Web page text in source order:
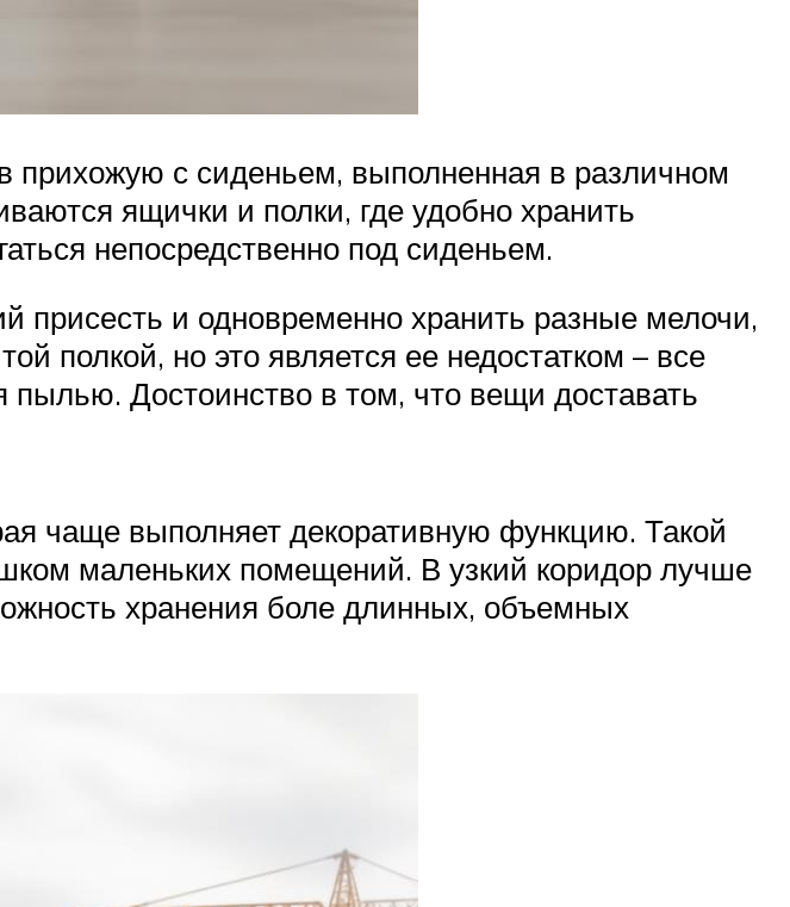
прихожую с сиденьем, выполненная в различном
ящички и полки, где удобно хранить
непосредственно под сиденьем.
присесть и одновременно хранить разные мелочи,
полкой, но это является ее недостатком – все
пылью. Достоинство в том, что вещи доставать
чаще выполняет декоративную функцию. Такой
маленьких помещений. В узкий коридор лучше
хранения боле длинных, объемных